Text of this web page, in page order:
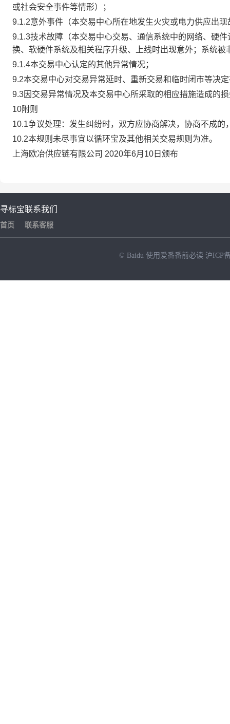
或社会安全事件等情形）；
9.1.2意外事件（本交易中心所在地发生火灾或电力供应出
9.1.3技术故障（本交易中心交易、通信系统中的网络、硬
换、软硬件系统及相关程序升级、上线时出现意外；系统
9.1.4本交易中心认定的其他异常情况；
9.2本交易中心对交易异常延时、重新交易和临时闭市等决
9.3因交易异常情况及本交易中心所采取的相应措施造成的
10附则
10.1争议处理：发生纠纷时，双方应协商解决，协商不成
10.2本规则未尽事宜以循环宝及其他相关交易规则为准。
上海欧冶供应链有限公司 2020年6月10日颁布
寻标宝
首页
联系我们
联系客服
© Baidu 使用爱番番前必读 沪ICP